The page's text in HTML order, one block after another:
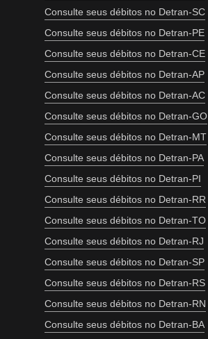
Consulte seus débitos no Detran-SC
Consulte seus débitos no Detran-PE
Consulte seus débitos no Detran-CE
Consulte seus débitos no Detran-AP
Consulte seus débitos no Detran-AC
Consulte seus débitos no Detran-GO
Consulte seus débitos no Detran-MT
Consulte seus débitos no Detran-PA
Consulte seus débitos no Detran-PI
Consulte seus débitos no Detran-RR
Consulte seus débitos no Detran-TO
Consulte seus débitos no Detran-RJ
Consulte seus débitos no Detran-SP
Consulte seus débitos no Detran-RS
Consulte seus débitos no Detran-RN
Consulte seus débitos no Detran-BA